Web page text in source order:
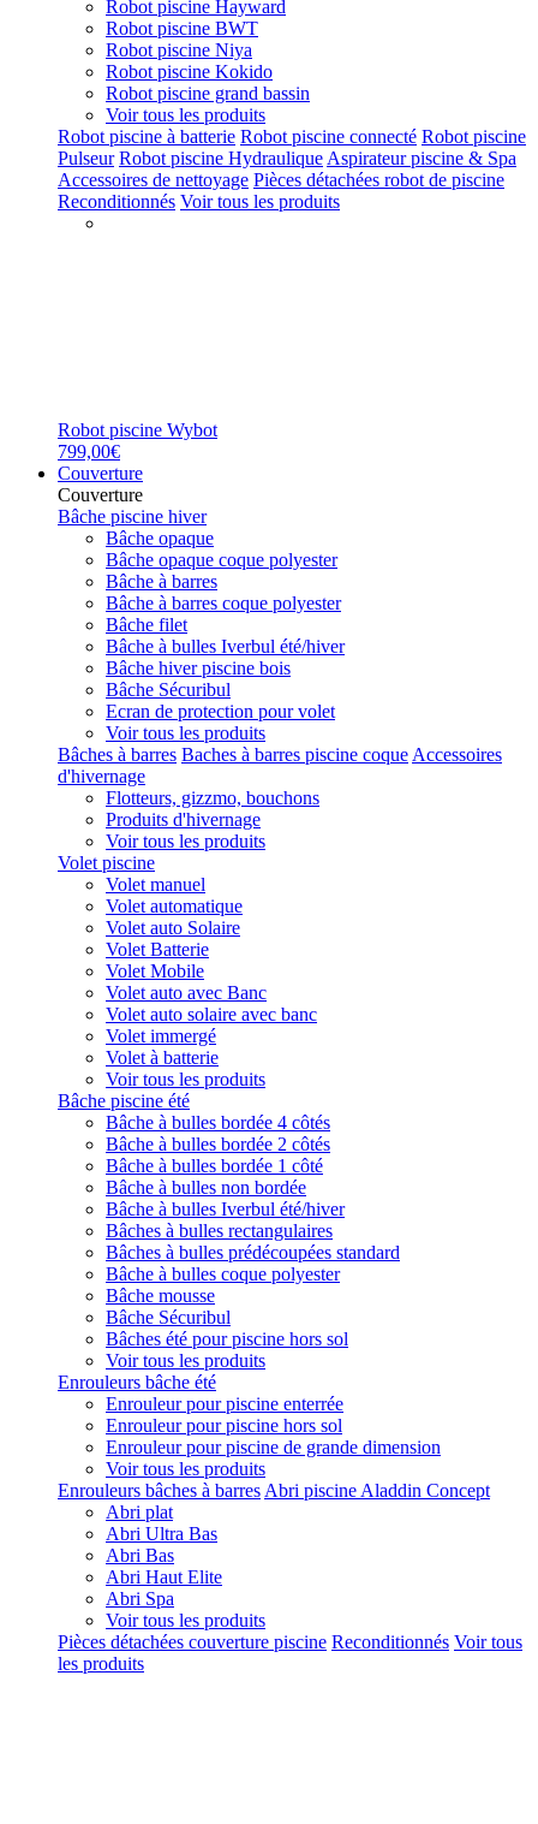
Robot piscine Hayward
Robot piscine BWT
Robot piscine Niya
Robot piscine Kokido
Robot piscine grand bassin
Voir tous les produits
Robot piscine à batterie Robot piscine connecté Robot piscine
Pulseur Robot piscine Hydraulique Aspirateur piscine & Spa
Accessoires de nettoyage Pièces détachées robot de piscine
Reconditionnés Voir tous les produits
Robot piscine Wybot
799,00€
Couverture
Couverture
Bâche piscine hiver
Bâche opaque
Bâche opaque coque polyester
Bâche à barres
Bâche à barres coque polyester
Bâche filet
Bâche à bulles Iverbul été/hiver
Bâche hiver piscine bois
Bâche Sécuribul
Ecran de protection pour volet
Voir tous les produits
Bâches à barres Baches à barres piscine coque Accessoires
d'hivernage
Flotteurs, gizzmo, bouchons
Produits d'hivernage
Voir tous les produits
Volet piscine
Volet manuel
Volet automatique
Volet auto Solaire
Volet Batterie
Volet Mobile
Volet auto avec Banc
Volet auto solaire avec banc
Volet immergé
Volet à batterie
Voir tous les produits
Bâche piscine été
Bâche à bulles bordée 4 côtés
Bâche à bulles bordée 2 côtés
Bâche à bulles bordée 1 côté
Bâche à bulles non bordée
Bâche à bulles Iverbul été/hiver
Bâches à bulles rectangulaires
Bâches à bulles prédécoupées standard
Bâche à bulles coque polyester
Bâche mousse
Bâche Sécuribul
Bâches été pour piscine hors sol
Voir tous les produits
Enrouleurs bâche été
Enrouleur pour piscine enterrée
Enrouleur pour piscine hors sol
Enrouleur pour piscine de grande dimension
Voir tous les produits
Enrouleurs bâches à barres Abri piscine Aladdin Concept
Abri plat
Abri Ultra Bas
Abri Bas
Abri Haut Elite
Abri Spa
Voir tous les produits
Pièces détachées couverture piscine Reconditionnés Voir tous
les produits